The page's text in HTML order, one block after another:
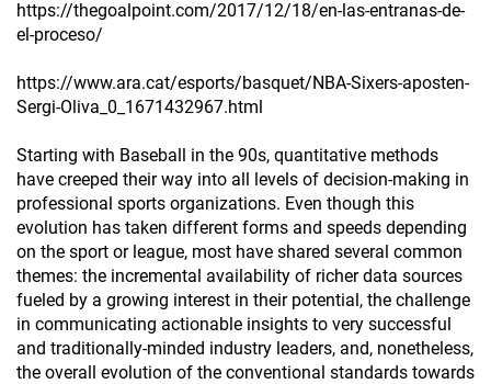
https://thegoalpoint.com/2017/12/18/en-las-entranas-de-
el-proceso/
https://www.ara.cat/esports/basquet/NBA-Sixers-aposten-
Sergi-Oliva_0_1671432967.html
Starting with Baseball in the 90s, quantitative methods
have creeped their way into all levels of decision-making in
professional sports organizations. Even though this
evolution has taken different forms and speeds depending
on the sport or league, most have shared several common
themes: the incremental availability of richer data sources
fueled by a growing interest in their potential, the challenge
in communicating actionable insights to very successful
and traditionally-minded industry leaders, and, nonetheless,
the overall evolution of the conventional standards towards